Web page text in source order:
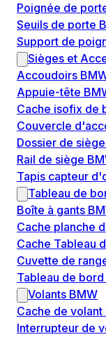
Poignée de
Seuils de porte
Support de
Sièges et
Accoudoirs
Appuie-tête
Cache isofix de
Couvercle
Dossier de
Rail de siège
Tapis capteur
Tableau de
Boîte à gants
Cache planche
Cache Tableau
Cuvette de
Tableau de
Volants BMW
Cache de volant
Interrupteur de